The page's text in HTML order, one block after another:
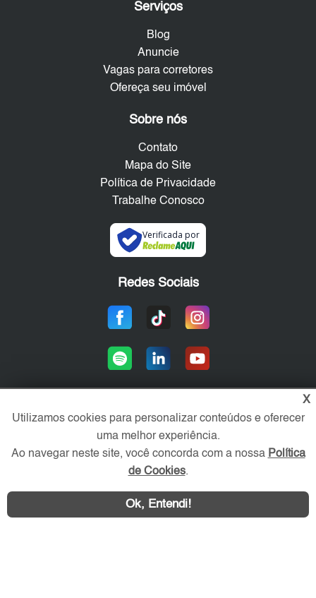
WhatsApp Contatar
Serviços
Blog
Anuncie
Vagas para corretores
Ofereça seu imóvel
Sobre nós
Contato
Mapa do Site
Política de Privacidade
Trabalhe Conosco
Verificada por
Redes Sociais
Área exclusiva aos anunciantes,
acesse sua conta:
X
Utilizamos cookies para personalizar conteúdos e oferecer
uma melhor experiência.
Ao navegar neste site, você concorda com a nossa Política
de Cookies.
Ok, Entendi!